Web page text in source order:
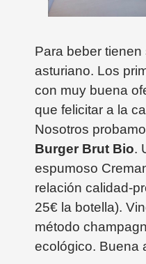
Para beber
asturiano. Los
con muy buena
que felicitar a la
Nosotros
Burger Brut Bio.
espumoso
relación calidad-
25€ la botella).
método
ecológico. Buena